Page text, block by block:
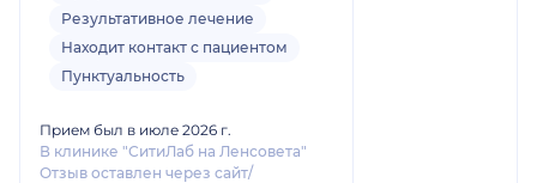
Результативное лечение
Находит контакт с пациентом
Пунктуальность
Прием был в июле 2026 г.
В клинике "СитиЛаб на Ленсовета"
Отзыв оставлен через сайт/